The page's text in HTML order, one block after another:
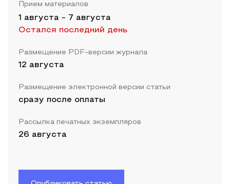
Прием материалов
1 августа - 7 августа
Остался последний день
Размещение PDF-версии журнала
12 августа
Размещение электронной версии статьи
сразу после оплаты
Рассылка печатных экземпляров
26 августа